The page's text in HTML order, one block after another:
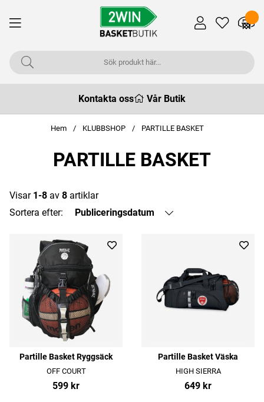
Kontakta oss Vår Butik
Hem KLUBBSHOP PARTILLE BASKET
PARTILLE BASKET
Visar 1-8 av 8 artiklar
Sortera efter:
Publiceringsdatum
Partille Basket Ryggsäck
OFF COURT
599 kr
Partille Basket Väska
HIGH SIERRA
649 kr